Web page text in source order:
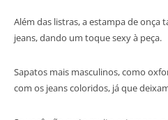
Além das listras, a estampa de
jeans, dando um toque sexy à peça.
Sapatos mais masculinos, como
com os jeans coloridos, já que